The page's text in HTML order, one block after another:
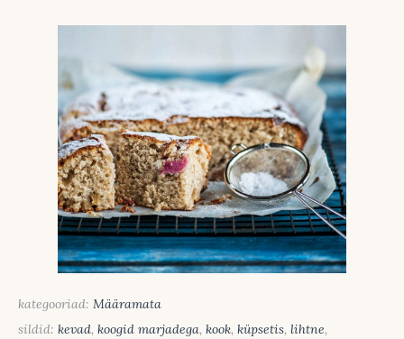
kategooriad: Määramata
sildid: kevad, koogid marjadega, kook, küpsetis, lihtne,